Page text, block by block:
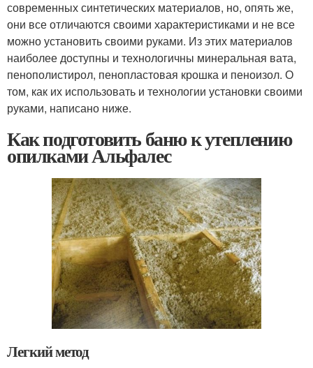
современных синтетических материалов, но, опять же,
они все отличаются своими характеристиками и не все
можно установить своими руками. Из этих материалов
наиболее доступны и технологичны минеральная вата,
пенополистирол, пенопластовая крошка и пеноизол. О
том, как их использовать и технологии установки своими
руками, написано ниже.
Как подготовить баню к утеплению
опилками Альфалес
Легкий метод